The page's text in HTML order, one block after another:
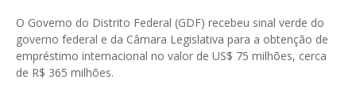
O Governo do Distrito Federal (GDF) recebeu sinal verde do
governo federal e da Câmara Legislativa para a obtenção de
empréstimo internacional no valor de US$ 75 milhões, cerca
de R$ 365 milhões.